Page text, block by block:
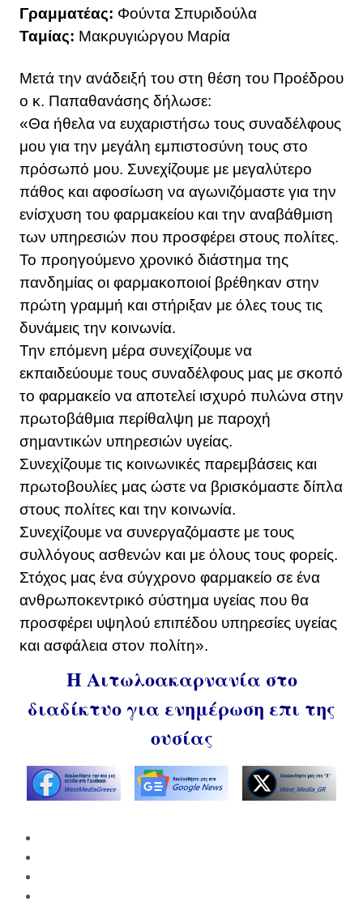
Γραμματέας: Φούντα Σπυριδούλα
Ταμίας: Μακρυγιώργου Μαρία
Μετά την ανάδειξή του στη θέση του Προέδρου
ο κ. Παπαθανάσης δήλωσε:
«Θα ήθελα να ευχαριστήσω τους συναδέλφους
μου για την μεγάλη εμπιστοσύνη τους στο
πρόσωπό μου. Συνεχίζουμε με μεγαλύτερο
πάθος και αφοσίωση να αγωνιζόμαστε για την
ενίσχυση του φαρμακείου και την αναβάθμιση
των υπηρεσιών που προσφέρει στους πολίτες.
Το προηγούμενο χρονικό διάστημα της
πανδημίας οι φαρμακοποιοί βρέθηκαν στην
πρώτη γραμμή και στήριξαν με όλες τους τις
δυνάμεις την κοινωνία.
Την επόμενη μέρα συνεχίζουμε να
εκπαιδεύουμε τους συναδέλφους μας με σκοπό
το φαρμακείο να αποτελεί ισχυρό πυλώνα στην
πρωτοβάθμια περίθαλψη με παροχή
σημαντικών υπηρεσιών υγείας.
Συνεχίζουμε τις κοινωνικές παρεμβάσεις και
πρωτοβουλίες μας ώστε να βρισκόμαστε δίπλα
στους πολίτες και την κοινωνία.
Συνεχίζουμε να συνεργαζόμαστε με τους
συλλόγους ασθενών και με όλους τους φορείς.
Στόχος μας ένα σύγχρονο φαρμακείο σε ένα
ανθρωποκεντρικό σύστημα υγείας που θα
προσφέρει υψηλού επιπέδου υπηρεσίες υγείας
και ασφάλεια στον πολίτη».
Η Αιτωλοακαρνανία στο
διαδίκτυο για ενημέρωση επι της
ουσίας